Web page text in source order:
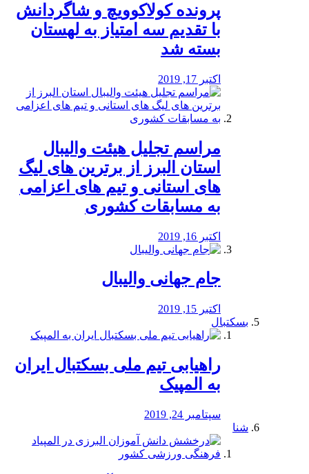
پرونده کولاکوویچ و شاگردانش
با تقدیم سه امتیاز به لهستان
بسته شد
اکتبر 17, 2019
مراسم تجلیل هیئت والیبال
استان البرز از برترین های لیگ
های استانی و تیم های اعزامی
به مسابقات کشوری
اکتبر 16, 2019
جام جهانی والیبال
اکتبر 15, 2019
بسکتبال
راهیابی تیم ملی بسکتبال ایران
به المپیک
سپتامبر 24, 2019
شنا